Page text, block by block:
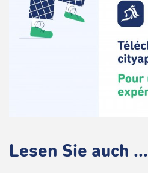
Lesen Sie auch ...